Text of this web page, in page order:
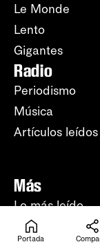
Le Monde
Lento
Gigantes
Radio
Periodismo
Música
Artículos leídos
Más
Lo más leído
Apuntes del día
Apuntes de la
Portada